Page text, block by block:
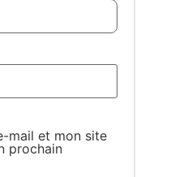
mail et mon site
prochain